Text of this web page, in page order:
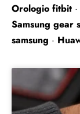
Orologio fitbit ·
Samsung gear
samsung ·